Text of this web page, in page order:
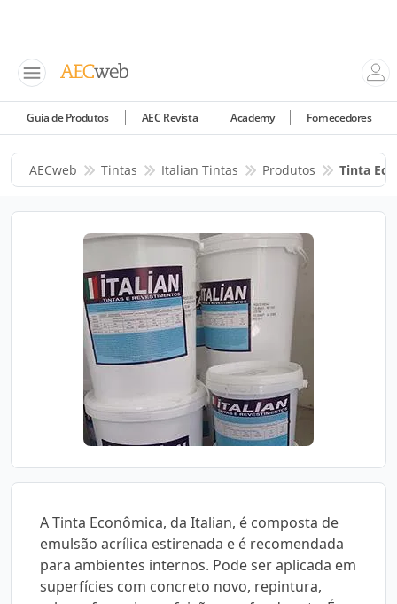
Guia de Produtos AEC Revista Academy Fornecedores
AECweb Tintas Italian Tintas Produtos Tinta
A Tinta Econômica, da Italian, é composta de
emulsão acrílica estirenada e é recomendada
para ambientes internos. Pode ser aplicada em
superfícies com concreto novo, repintura,